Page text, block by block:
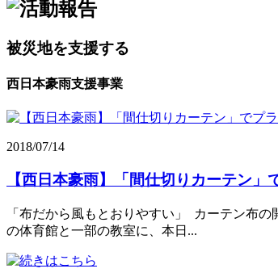
被災地を支援する
西日本豪雨支援事業
2018/07/14
【西日本豪雨】「間仕切りカーテン
「布だから風もとおりやすい」 カーテン布
の体育館と一部の教室に、本日...